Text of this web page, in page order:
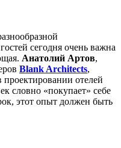
сегодня очень важна
Анатолий Артов,
Blank Architects,
отелей
словно «покупает» себе
этот опыт должен быть